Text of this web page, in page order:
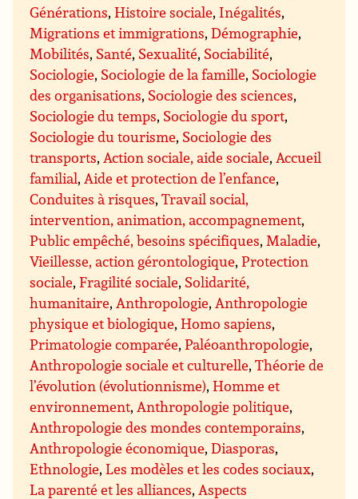
Générations,Histoire sociale, Inégalités,
Migrations et immigrations,Démographie,
Mobilités, Santé, Sexualité, Sociabilité,
Sociologie, Sociologie de la famille, Sociologie
des organisations, Sociologie des sciences,
Sociologie du temps, Sociologie du sport,
Sociologie du tourisme, Sociologie des
transports, Action sociale, aide sociale, Accueil
familial, Aide et protection de l’enfance,
Conduites à risques,Travail social,
intervention, animation, accompagnement,
Public empêché, besoins spécifiques, Maladie,
Vieillesse, action gérontologique,Protection
sociale,Fragilité sociale, Solidarité,
humanitaire, Anthropologie, Anthropologie
physique et biologique,Homo sapiens,
Primatologie comparée,Paléoanthropologie,
Anthropologie sociale et culturelle,Théorie de
l’évolution (évolutionnisme),Homme et
environnement, Anthropologie politique,
Anthropologie des mondes contemporains,
Anthropologie économique,Diasporas,
Ethnologie,Les modèles et les codes sociaux,
La parenté et les alliances, Aspects